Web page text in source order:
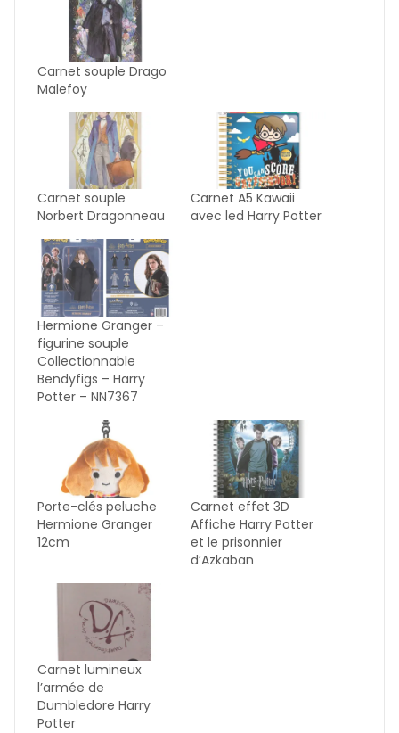
Carnet souple Drago
Malefoy
Carnet souple
Norbert Dragonneau
Carnet A5 Kawaii
avec led Harry Potter
Hermione Granger –
figurine souple
Collectionnable
Bendyfigs – Harry
Potter – NN7367
Porte-clés peluche
Hermione Granger
12cm
Carnet effet 3D
Affiche Harry Potter
et le prisonnier
d’Azkaban
Carnet lumineux
l’armée de
Dumbledore Harry
Potter